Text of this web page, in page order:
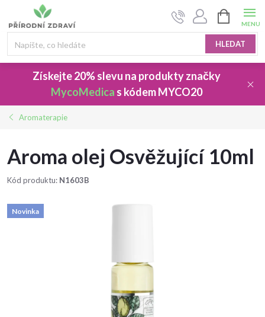
obsah
HLEDAT
KOŠÍK
Získejte 20% slevu na produkty značky
MycoMedica s kódemMYCO20
Aromaterapie
Aroma olej Osvěžující 10ml
Kód produktu: N1603B
Novinka